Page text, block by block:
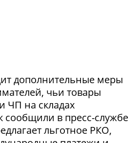
дополнительные меры
чьи товары
ЧП на складах
сообщили в пресс-службе
льготное РКО,